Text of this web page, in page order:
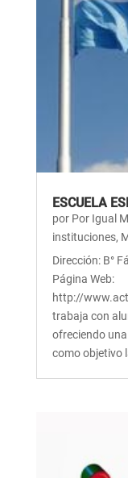
ESCUELA
por Por Igual
instituciones,
Dirección: B°
Página Web:
http://
trabaja con
ofreciendo
como objetivo